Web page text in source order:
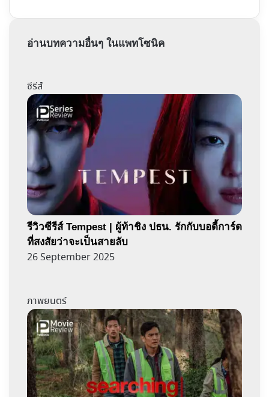
อ่านบทความอื่นๆ ในแพทโซนิค
ซีรีส์
รีวิวซีรีส์ Tempest | ผู้ท้าชิง ปธน. รักกับบอดี้การ์ด
ที่สงสัยว่าจะเป็นสายลับ
26 September 2025
ภาพยนตร์